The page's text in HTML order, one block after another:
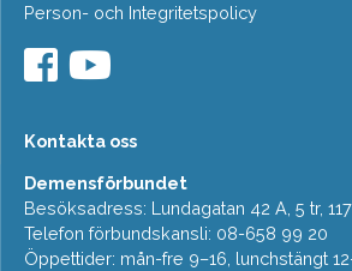
Person- och Integritetspolicy
Kontakta oss
Demensförbundet
Besöksadress: Lundagatan 42 A, 5 tr,
Telefon förbundskansli: 08-658 99 20
Öppettider: mån-fre 9–16, lunchstängt